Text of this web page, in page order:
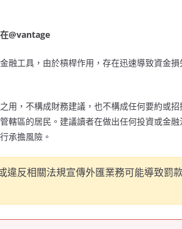
@vantage
融工具，由於槓桿作用，存在迅速導致資金
用，不構成財務建議，也不構成任何要約或
轄區的居民。建議讀者在做出任何投資或金
承擔風險。
違反相關法規宣傳外匯業務可能導致罰